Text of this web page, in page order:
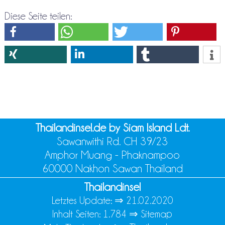
Diese Seite teilen:
Thailandinsel.de by Siam Island Ldt.
Sawanwithi Rd. CH 39/23
Amphor Muang - Phaknampoo
60000 Nakhon Sawan Thailand
Thailandinsel
Letztes Update: ⇒ 21.02.2020
Inhalt Seiten: 1.784 ⇒ Sitemap